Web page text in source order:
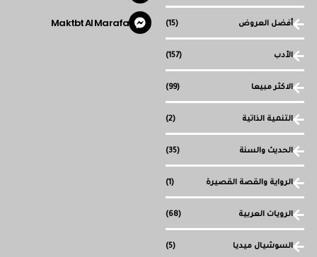
أفضل العروض (15)
الأدب (157)
الاكثر مبيعا (99)
التنمية الذاتية (2)
الحديث والسنة (35)
الرواية والقصة القصيرة (1)
الرويات العربية (68)
السوشيال ميديا (5)
Maktbt Al Marafa